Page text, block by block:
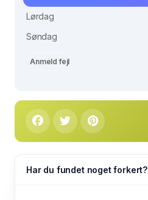
Lørdag
Søndag
Anmeld fejl
Har du fundet noget forkert?